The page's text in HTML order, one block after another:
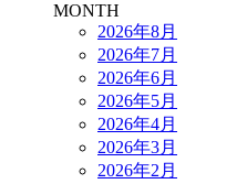
MONTH
2026年8月
2026年7月
2026年6月
2026年5月
2026年4月
2026年3月
2026年2月